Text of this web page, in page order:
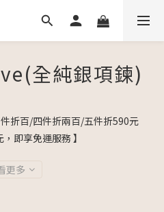
全純銀項鍊)
折百/四件折兩百/五件折590元
即享免運服務 】
更多